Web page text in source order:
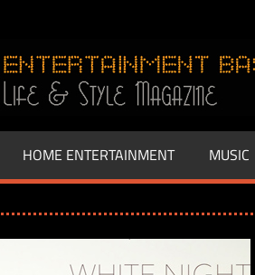
HOME ENTERTAINMENT MUSIC